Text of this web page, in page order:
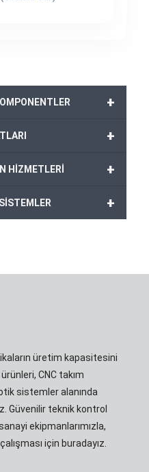
+
+
+
HİZMETLERİ
+
üretim kapasitesini
CNC takım
sistemler alanında
Güvenilir teknik kontrol
ekipmanlarımızla,
için buradayız.